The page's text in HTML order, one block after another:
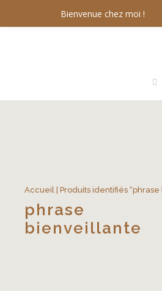
Bienvenue chez moi !
Accueil | Produits identifiés
phrase
bienveillante